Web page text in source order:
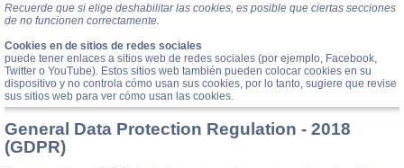
Recuerde que si elige deshabilitar las cookies, es posible que ciertas secciones
de no funcionen correctamente.
Cookies en de sitios de redes sociales
puede tener enlaces a sitios web de redes sociales (por ejemplo, Facebook,
Twitter o YouTube). Estos sitios web también pueden colocar cookies en su
dispositivo y no controla cómo usan sus cookies, por lo tanto, sugiere que revise
sus sitios web para ver cómo usan las cookies.
General Data Protection Regulation - 2018
(GDPR)